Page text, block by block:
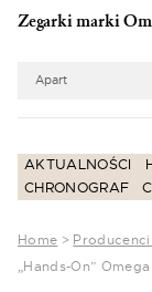
Zegarki marki
Apart
AKTUALNOŚCI
CHRONOGRAF
Home >
„Hands-On”